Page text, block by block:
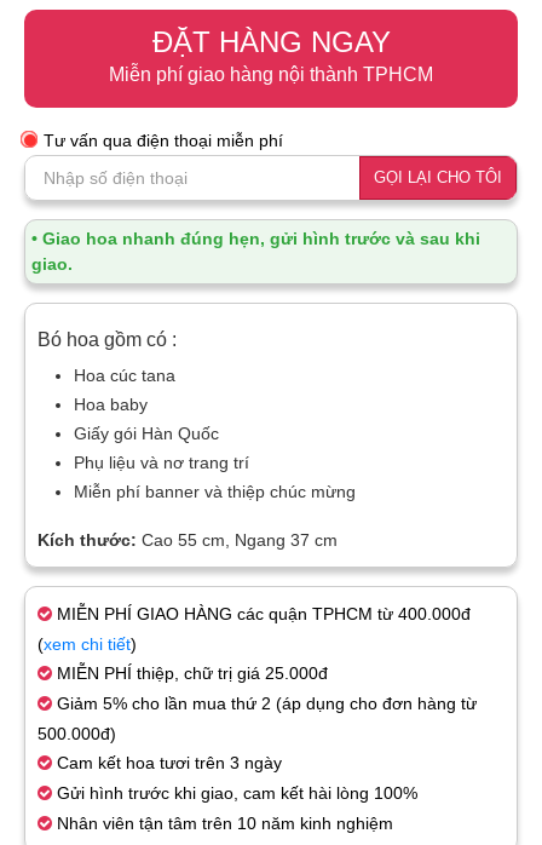
ĐẶT HÀNG NGAY
Miễn phí giao hàng nội thành TPHCM
Tư vấn qua điện thoại miễn phí
GỌI LẠI CHO TÔI
• Giao hoa nhanh đúng hẹn, gửi hình trước và sau khi
giao.
Bó hoa gồm có :
Hoa cúc tana
Hoa baby
Giấy gói Hàn Quốc
Phụ liệu và nơ trang trí
Miễn phí banner và thiệp chúc mừng
Kích thước: Cao 55 cm, Ngang 37 cm
MIỄN PHÍ GIAO HÀNG các quận TPHCM từ 400.000đ
(xem chi tiết)
MIỄN PHÍ thiệp, chữ trị giá 25.000đ
Giảm 5% cho lần mua thứ 2 (áp dụng cho đơn hàng từ
500.000đ)
Cam kết hoa tươi trên 3 ngày
Gửi hình trước khi giao, cam kết hài lòng 100%
Nhân viên tận tâm trên 10 năm kinh nghiệm